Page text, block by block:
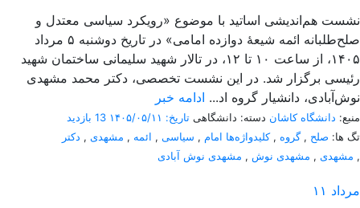
نشست هم‌اندیشی اساتید با موضوع «رویکرد سیاسی معتدل و
صلح‌طلبانه ائمه شیعۀ دوازده امامی» در تاریخ دوشنبه ۵ مرداد
۱۴۰۵، از ساعت ۱۰ تا ۱۲، در تالار شهید سلیمانی ساختمان شهید
رئیسی برگزار شد. در این نشست تخصصی، دکتر محمد مشهدی
نوش‌آبادی، دانشیار گروه اد... ادامه خبر
منبع: دانشگاه کاشان دسته: دانشگاهی تاریخ: ۱۴۰۵/۰۵/۱۱
13 بازدید
تگ ها: صلح ,گروه ,کلیدواژه‌ها امام , سیاسی , ائمه , مشهدی , دکتر
مشهدی , مشهدی نوش , مشهدی نوش آبادی ,
۱۱ مرداد